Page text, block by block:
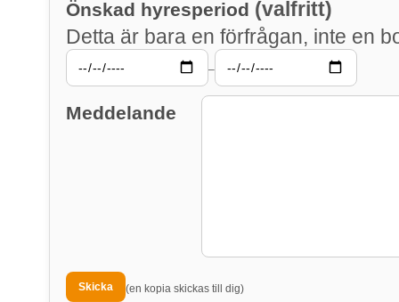
Önskad hyresperiod (valfritt)
Detta är bara en förfrågan, inte en
–
Meddelande
(en kopia skickas till dig)